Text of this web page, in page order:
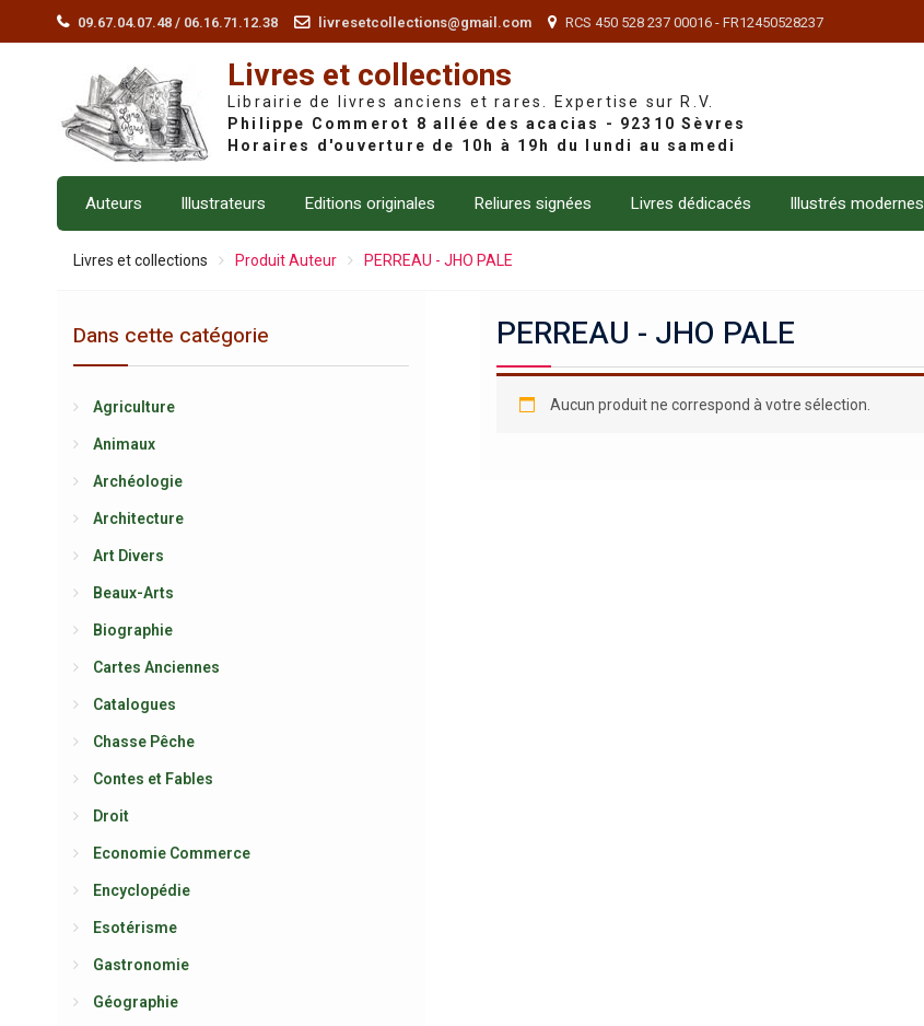
09.67.04.07.48 / 06.16.71.12.38 livresetcollections@gmail.com RCS 450 528 237 00016 - FR12450528237
Livres et collections
Librairie de livres anciens et rares. Expertise sur R.V.
Auteurs Illustrateurs Editions originales Reliures signées Livres dédicacés Illustrés modernes
Livres et collections Produit Auteur PERREAU - JHO PALE
PERREAU - JHO PALE
Aucun produit ne correspond à votre sélection.
Dans cette catégorie
Agriculture
Animaux
Archéologie
Architecture
Art Divers
Beaux-Arts
Biographie
Cartes Anciennes
Catalogues
Chasse Pêche
Contes et Fables
Droit
Economie Commerce
Encyclopédie
Esotérisme
Gastronomie
Géographie